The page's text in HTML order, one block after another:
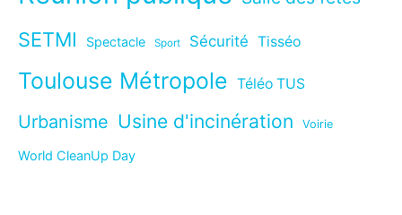
SETMI Spectacle Sport Sécurité Tisséo
Toulouse Métropole Téléo TUS
Urbanisme Usine d'incinération Voirie
World CleanUp Day